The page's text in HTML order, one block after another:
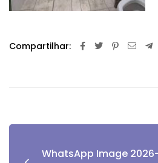
Compartilhar:
WhatsApp Image 2026-